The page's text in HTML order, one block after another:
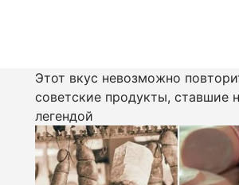
Этот вкус невозможно
советские продукты, ставшие
легендой